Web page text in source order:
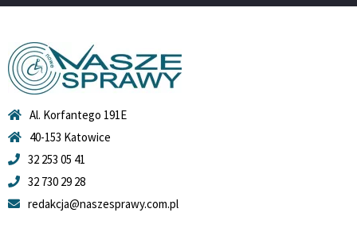
Al. Korfantego 191E
40-153 Katowice
32 253 05 41
32 730 29 28
redakcja@naszesprawy.com.pl